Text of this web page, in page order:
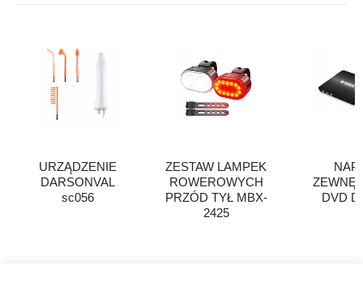
URZĄDZENIE
DARSONVAL
sc056
ZESTAW LAMPEK
ROWEROWYCH
PRZÓD TYŁ MBX-
2425
DVD